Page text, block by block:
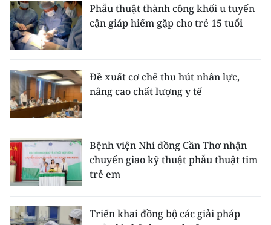
Phẫu thuật thành công khối u tuyến
cận giáp hiếm gặp cho trẻ 15 tuổi
Đề xuất cơ chế thu hút nhân lực,
nâng cao chất lượng y tế
Bệnh viện Nhi đồng Cần Thơ nhận
chuyển giao kỹ thuật phẫu thuật tim
trẻ em
Triển khai đồng bộ các giải pháp